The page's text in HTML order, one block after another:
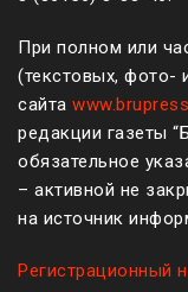
При полном или
(текстовых, фото-
сайта
редакции газеты
обязательное
– активной не
на источник